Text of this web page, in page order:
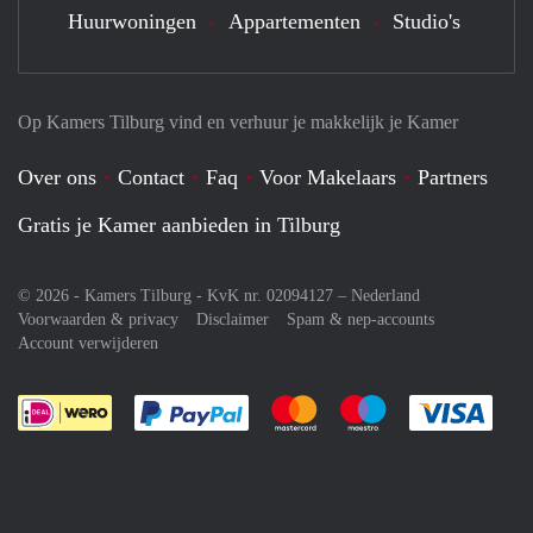
Op Kamers Tilburg vind en verhuur je makkelijk je Kamer
Over ons Contact Faq Voor Makelaars
Partners
Gratis je Kamer aanbieden in Tilburg
© 2026 - Kamers Tilburg - KvK nr. 02094127 – Nederland
Voorwaarden & privacy
Disclaimer
Spam & nep-accounts
Account verwijderen
Je rekent gemakkelijk af met Paypal
Je rekent gemakkelijk af met
Je rekent
Huurwoningen Appartementen Studio's